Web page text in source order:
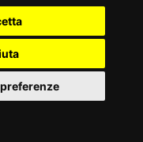
personale
in vigore della
di comando alla